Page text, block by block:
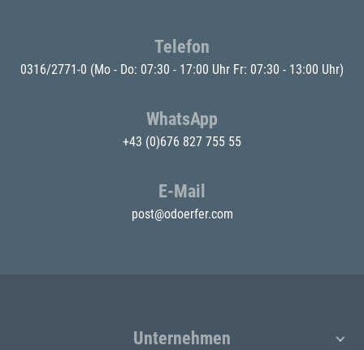
Telefon
0316/2771-0 (Mo - Do: 07:30 - 17:00 Uhr Fr: 07:30 - 13:00 Uhr)
WhatsApp
+43 (0)676 827 755 55
E-Mail
post@odoerfer.com
Unternehmen